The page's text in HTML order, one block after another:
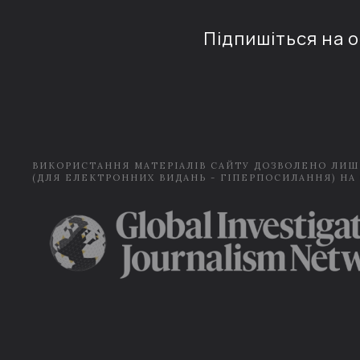
Підпишіться на
ВИКОРИСТАННЯ МАТЕРІАЛІВ САЙТУ ДОЗВОЛЕНО
(ДЛЯ ЕЛЕКТРОННИХ ВИДАНЬ - ГІПЕРПОСИЛАННЯ) НА